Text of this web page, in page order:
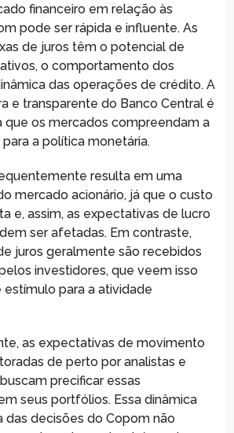
financeiro em relação às
pode ser rápida e influente. As
de juros têm o potencial de
o comportamento dos
das operações de crédito. A
e transparente do Banco Central é
que os mercados compreendam a
a política monetária.
resulta em uma
mercado acionário, já que o custo
e, assim, as expectativas de lucro
ser afetadas. Em contraste,
juros geralmente são recebidos
investidores, que veem isso
para a atividade
as expectativas de movimento
de perto por analistas e
precificar essas
seus portfólios. Essa dinâmica
das decisões do Copom não